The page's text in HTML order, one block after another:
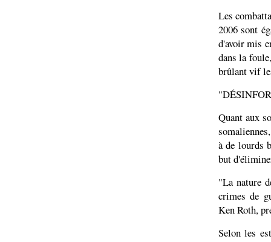
Les
2006 sont
d'avoir mis
dans la
brûlant vif
Quant aux
à de lourds
but
"La nature
crimes de
Ken Roth,
Selon les